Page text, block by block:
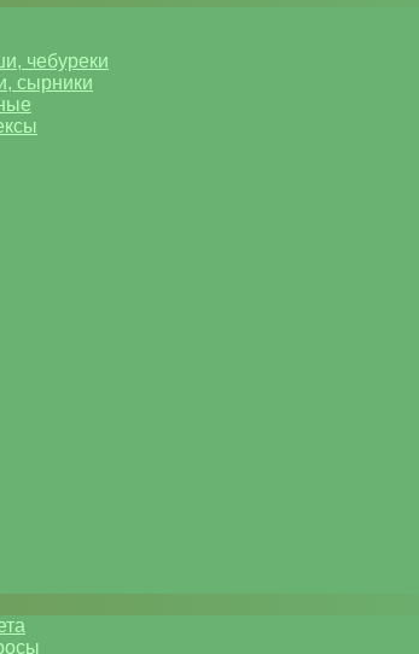
чебуреки
сырники